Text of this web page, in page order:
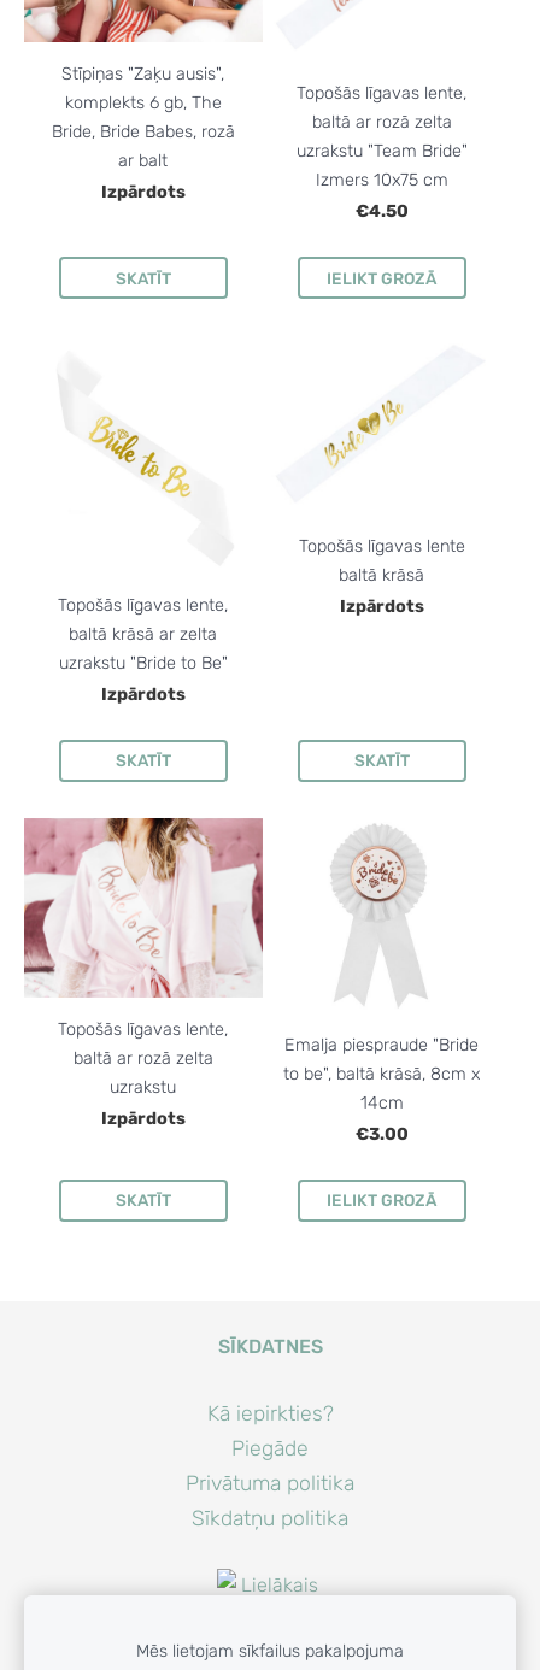
Stīpiņas "Zaķu ausis",
komplekts 6 gb, The
Bride, Bride Babes, rozā
ar balt
Izpārdots
SKATĪT
Topošās līgavas lente,
baltā ar rozā zelta
uzrakstu "Team Bride"
Izmers 10x75 cm
€4.50
IELIKT GROZĀ
Topošās līgavas lente,
baltā krāsā ar zelta
uzrakstu "Bride to Be"
Izpārdots
SKATĪT
Topošās līgavas lente
baltā krāsā
Izpārdots
SKATĪT
Topošās līgavas lente,
baltā ar rozā zelta
uzrakstu
Izpārdots
SKATĪT
Emalja piespraude "Bride
to be", baltā krāsā, 8cm x
14cm
€3.00
IELIKT GROZĀ
SĪKDATNES
Kā iepirkties?
Piegāde
Privātuma politika
Sīkdatņu politika
Mēs lietojam sīkfailus pakalpojuma